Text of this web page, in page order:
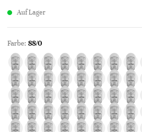
Auf Lager
Farbe: 88/0